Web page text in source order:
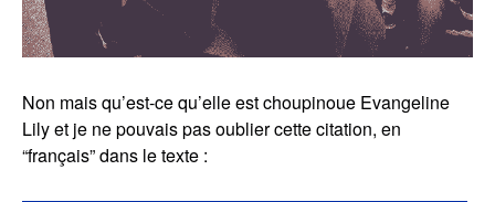
Non mais qu’est-ce qu’elle est choupinoue Evangeline
Lilyet je ne pouvais pas oublier cette citation, en
“français” dans le texte :